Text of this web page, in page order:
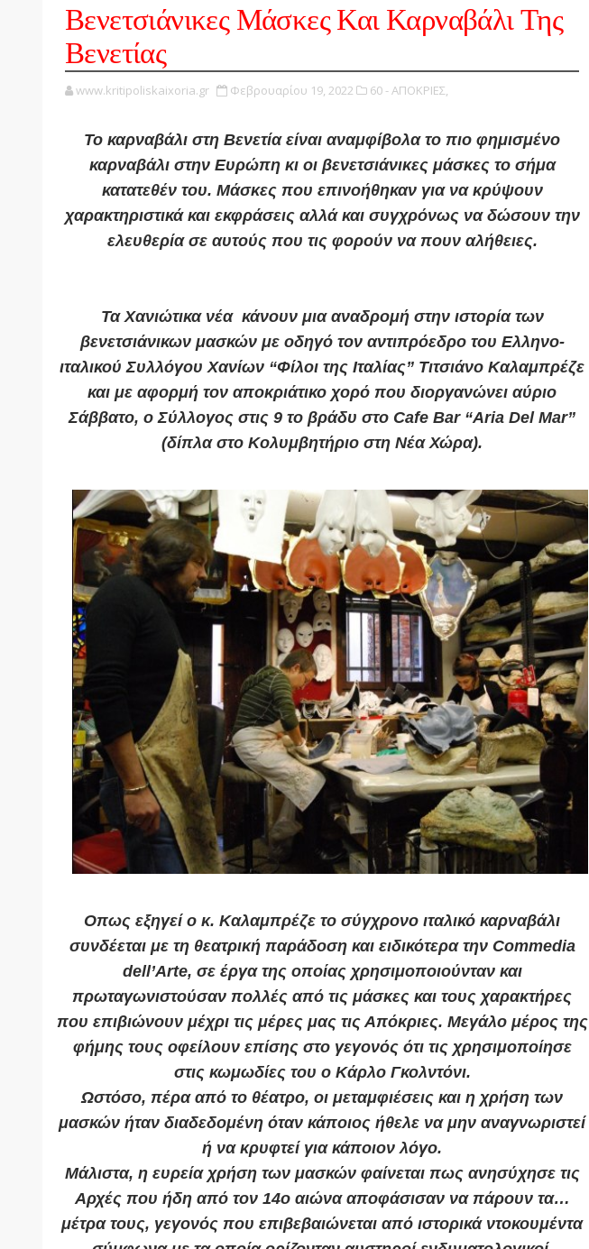
Βενετσιάνικες Μάσκες Και Καρναβάλι Της
Βενετίας
www.kritipoliskaixoria.gr Φεβρουαρίου 19, 2022 60 - ΑΠΟΚΡΙΕΣ,
Το καρναβάλι στη Βενετία είναι αναμφίβολα το πιο φημισμένο
καρναβάλι στην Ευρώπη κι οι βενετσιάνικες μάσκες το σήμα
κατατεθέν του. Μάσκες που επινοήθηκαν για να κρύψουν
χαρακτηριστικά και εκφράσεις αλλά και συγχρόνως να δώσουν την
ελευθερία σε αυτούς που τις φορούν να πουν αλήθειες.
Τα Χανιώτικα νέα κάνουν μια αναδρομή στην ιστορία των
βενετσιάνικων μασκών με οδηγό τον αντιπρόεδρο του Ελληνο-
ιταλικού Συλλόγου Χανίων “Φίλοι της Ιταλίας” Τιτσιάνο Καλαμπρέζε
και με αφορμή τον αποκριάτικο χορό που διοργανώνει αύριο
Σάββατο, ο Σύλλογος στις 9 το βράδυ στο Cafe Bar “Aria Del Mar”
(δίπλα στο Κολυμβητήριο στη Νέα Χώρα).
Οπως εξηγεί ο κ. Καλαμπρέζε το σύγχρονο ιταλικό καρναβάλι
συνδέεται με τη θεατρική παράδοση και ειδικότερα την Commedia
dell’Arte, σε έργα της οποίας χρησιμοποιούνταν και
πρωταγωνιστούσαν πολλές από τις μάσκες και τους χαρακτήρες
που επιβιώνουν μέχρι τις μέρες μας τις Απόκριες. Μεγάλο μέρος της
φήμης τους οφείλουν επίσης στο γεγονός ότι τις χρησιμοποίησε
στις κωμωδίες του ο Κάρλο Γκολντόνι.
Ωστόσο, πέρα από το θέατρο, οι μεταμφιέσεις και η χρήση των
μασκών ήταν διαδεδομένη όταν κάποιος ήθελε να μην αναγνωριστεί
ή να κρυφτεί για κάποιον λόγο.
Μάλιστα, η ευρεία χρήση των μασκών φαίνεται πως ανησύχησε τις
Αρχές που ήδη από τον 14ο αιώνα αποφάσισαν να πάρουν τα…
μέτρα τους, γεγονός που επιβεβαιώνεται από ιστορικά ντοκουμέντα